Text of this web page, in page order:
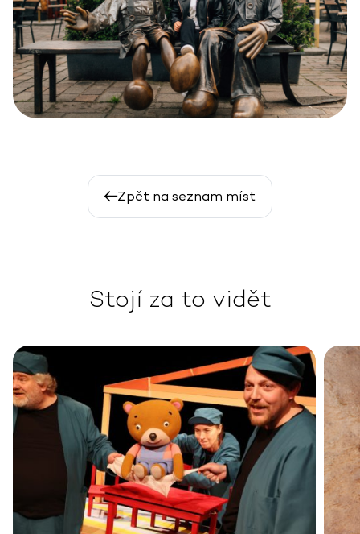
Zpět na seznam míst
Stojí za to vidět